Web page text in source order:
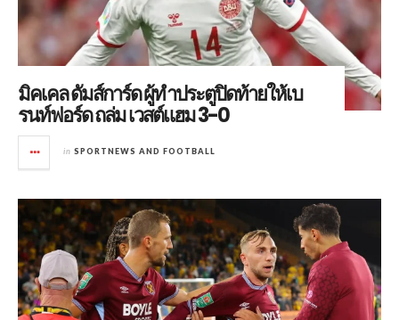
มิคเคล ดัมส์การ์ด ผู้ทำประตูปิดท้ายให้เบ
รนท์ฟอร์ด ถล่ม เวสต์แฮม 3-0
in SPORTNEWS AND FOOTBALL